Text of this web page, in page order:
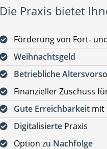
Die Praxis bietet
Förderung von Fort-
Weihnachtsgeld
Betriebliche
Finanzieller Zuschuss
Gute Erreichbarkeit mit
Digitalisierte Praxis
Option zu Nachfolge